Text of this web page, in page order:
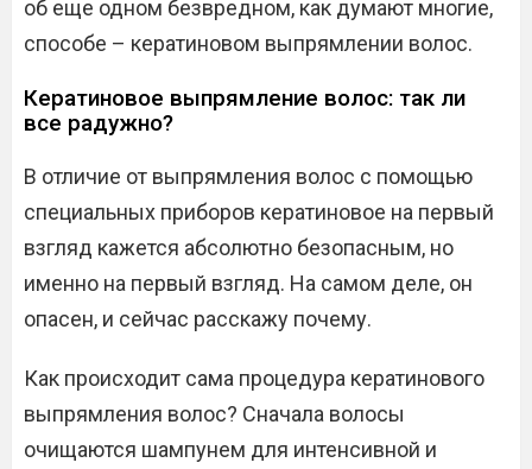
об еще одном безвредном, как думают многие,
способе – кератиновом выпрямлении волос.
Кератиновое выпрямление волос: так ли
все радужно?
В отличие от выпрямления волос с помощью
специальных приборов кератиновое на первый
взгляд кажется абсолютно безопасным, но
именно на первый взгляд. На самом деле, он
опасен, и сейчас расскажу почему.
Как происходит сама процедура кератинового
выпрямления волос? Сначала волосы
очищаются шампунем для интенсивной и